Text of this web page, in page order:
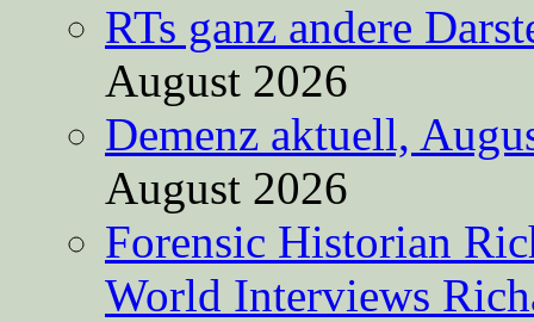
RTs ganz andere
August 2026
Demenz aktuell,
August 2026
Forensic Historian
World Interviews